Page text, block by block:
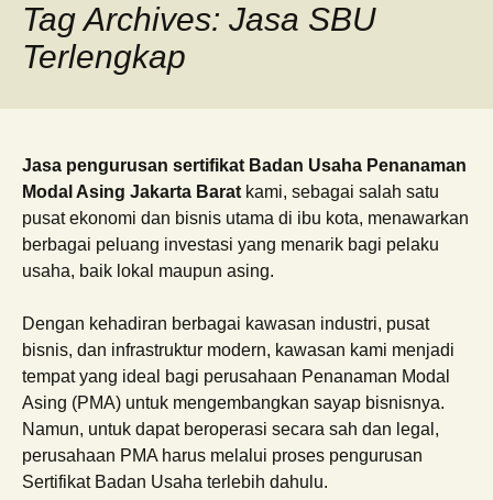
Tag Archives: Jasa SBU
Terlengkap
Jasa pengurusan sertifikat Badan Usaha Penanaman
Modal Asing Jakarta Barat kami, sebagai salah satu
pusat ekonomi dan bisnis utama di ibu kota, menawarkan
berbagai peluang investasi yang menarik bagi pelaku
usaha, baik lokal maupun asing.
Dengan kehadiran berbagai kawasan industri, pusat
bisnis, dan infrastruktur modern, kawasan kami menjadi
tempat yang ideal bagi perusahaan Penanaman Modal
Asing (PMA) untuk mengembangkan sayap bisnisnya.
Namun, untuk dapat beroperasi secara sah dan legal,
perusahaan PMA harus melalui proses pengurusan
Sertifikat Badan Usaha terlebih dahulu.